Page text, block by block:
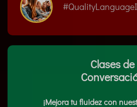
Clases de
¡Mejora tu fluidez con